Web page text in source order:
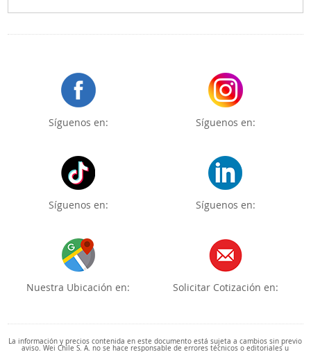
Síguenos en: Síguenos en:
Síguenos en: Síguenos en:
Nuestra Ubicación en: Solicitar Cotización en:
La información y precios contenida en este documento está sujeta a cambios sin previo
aviso. Wei Chile S. A. no se hace responsable de errores técnicos o editoriales u